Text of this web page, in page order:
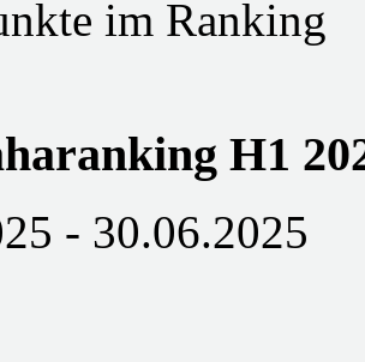
im Ranking
H1
- 30.06.2025